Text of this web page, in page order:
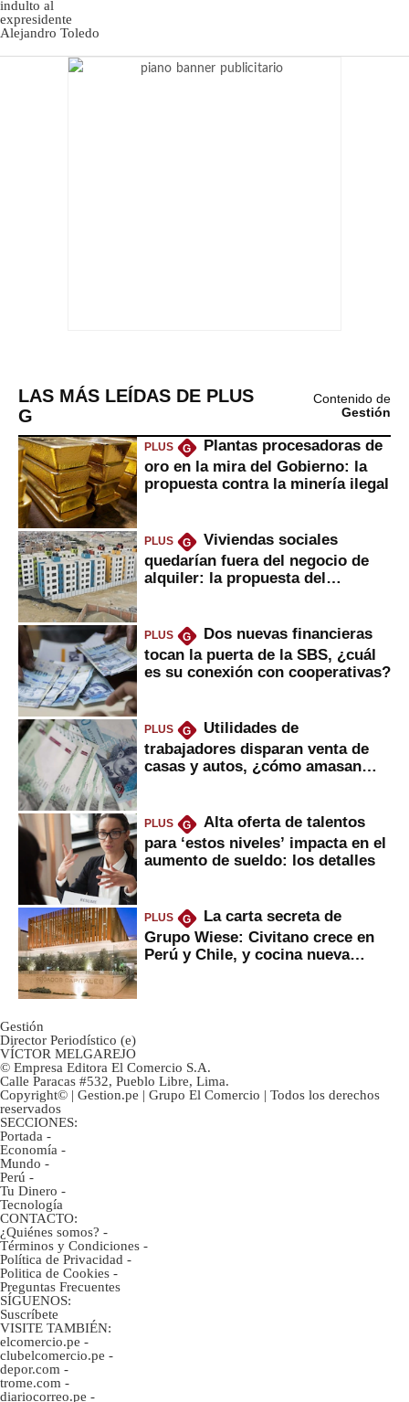
LAS MÁS LEÍDAS DE PLUS
G
Contenido de
Gestión
PLUS G
Plantas procesadoras de
oro en la mira del Gobierno: la
propuesta contra la minería ilegal
PLUS G
Viviendas sociales
quedarían fuera del negocio de
alquiler: la propuesta del
PLUS G
Dos nuevas financieras
tocan la puerta de la SBS, ¿cuál
es su conexión con cooperativas?
PLUS G
Utilidades de
trabajadores disparan venta de
casas y autos, ¿cómo amasan
PLUS G
Alta oferta de talentos
para ‘estos niveles’ impacta en el
aumento de sueldo: los detalles
PLUS G
La carta secreta de
Grupo Wiese: Civitano crece en
Perú y Chile, y cocina nueva
Gestión
Director Periodístico (e)
VÍCTOR MELGAREJO
© Empresa Editora El Comercio S.A.
Calle Paracas #532, Pueblo Libre, Lima.
Copyright© | Gestion.pe | Grupo El Comercio | Todos los derechos
reservados
SECCIONES:
Portada -
Economía -
Mundo -
Perú -
Tu Dinero -
Tecnología
CONTACTO:
¿Quiénes somos? -
Términos y Condiciones -
Política de Privacidad -
Politica de Cookies -
Preguntas Frecuentes
SÍGUENOS:
Suscríbete
VISITE TAMBIÉN:
elcomercio.pe -
clubelcomercio.pe -
depor.com -
trome.com -
diariocorreo.pe -